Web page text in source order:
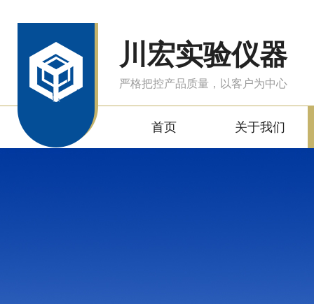
川宏实验仪器
严格把控产品质量，以客户为中心
首页 关于我们